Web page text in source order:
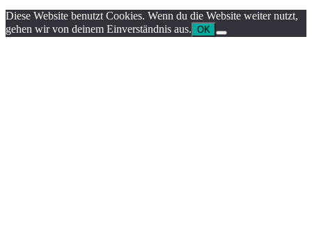
Diese Website benutzt Cookies. Wenn du die Website weiter nutzt,
gehen wir von deinem Einverständnis aus. OK